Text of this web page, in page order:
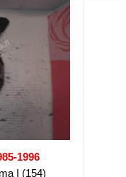
1996
I (154)